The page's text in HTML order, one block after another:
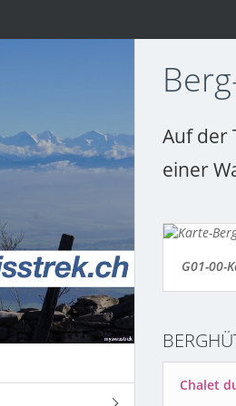
Auf der
einer
G01-00-
Chalet